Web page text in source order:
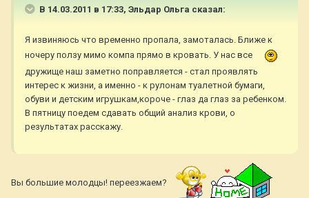
В 14.03.2011 в 17:33, Эльдар Ольга сказал:
Я извиняюсь что временно пропала, замоталась. Ближе к
ночеру ползу мимо компа прямо в кровать. У нас все
дружище наш заметно поправляется - стал проявлять
интерес к жизни, а именно - к рулонам туалетной бумаги,
обуви и детским игрушкам,короче - глаз да глаз за ребенком.
В пятницу поедем сдавать общий анализ крови, о
результатах расскажу.
Вы большие молодцы! переезжаем?